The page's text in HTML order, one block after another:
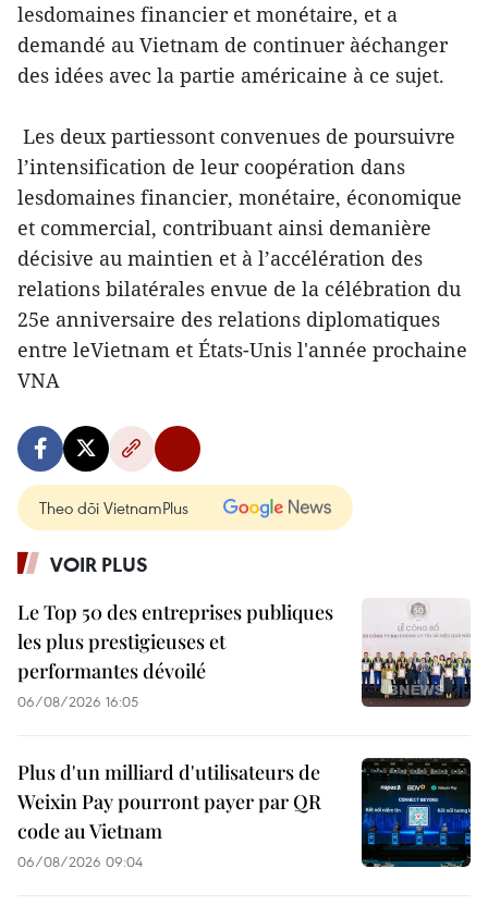
lesdomaines financier et monétaire, et a
demandé au Vietnam de continuer àéchanger
des idées avec la partie américaine à ce sujet.
Les deux partiessont convenues de poursuivre
l’intensification de leur coopération dans
lesdomaines financier, monétaire, économique
et commercial, contribuant ainsi demanière
décisive au maintien et à l’accélération des
relations bilatérales envue de la célébration du
25e anniversaire des relations diplomatiques
entre leVietnam et États-Unis l'année prochaine
VNA
Theo dõi VietnamPlus
VOIR PLUS
Le Top 50 des entreprises publiques
les plus prestigieuses et
performantes dévoilé
06/08/2026 16:05
Plus d'un milliard d'utilisateurs de
Weixin Pay pourront payer par QR
code au Vietnam
06/08/2026 09:04